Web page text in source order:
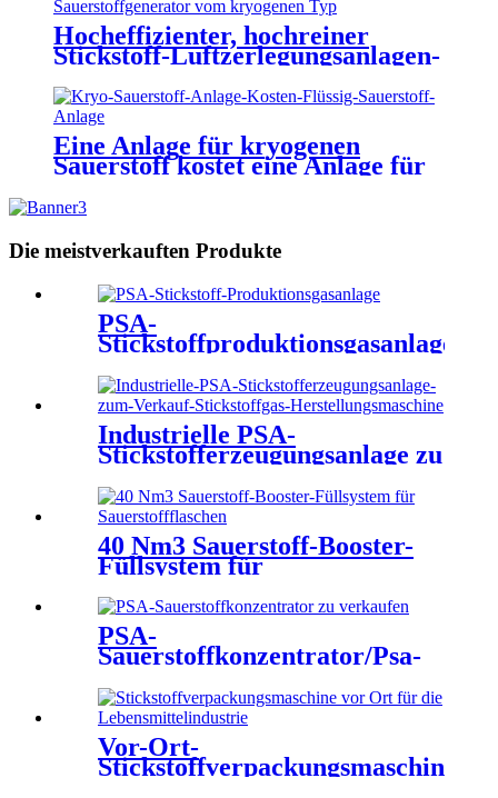
Hocheffizienter, hochreiner
Stickstoff-Luftzerlegungsanlagen-
Sauerstoffgenerator vom
kryogenen Typ
Eine Anlage für kryogenen
Sauerstoff kostet eine Anlage für
Die meistverkauften Produkte
PSA-
Stickstoffproduktionsgasanlage
Stickstoffgeneratorausrüstung
Psa-Stickstoffmaschine
Industrielle PSA-
Stickstofferzeugungsanlage zu
verkaufen. Maschine zur
Herstellung von Stickstoffgas
40 Nm3 Sauerstoff-Booster-
Füllsystem für
Sauerstoffflaschen
PSA-
Sauerstoffkonzentrator/Psa-
Psa-Stickstoffgenerator
Vor-Ort-
Stickstoffverpackungsmaschine